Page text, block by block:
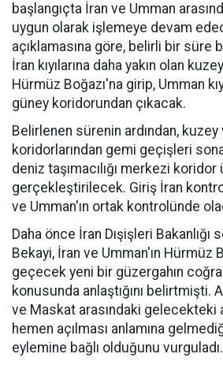
başlangıçta İran ve Umman
uygun olarak işlemeye devam
açıklamasına göre, belirli bir süre
İran kıyılarına daha yakın olan
Hürmüz Boğazı'na girip, Umman
güney koridorundan çıkacak.
Belirlenen sürenin ardından,
koridorlarından gemi geçişleri
deniz taşımacılığı merkezi
gerçekleştirilecek. Giriş İran
ve Umman'ın ortak kontrolünde
Daha önce İran Dışişleri Bakanlığı
Bekayi, İran ve Umman'ın Hürmüz
geçecek yeni bir güzergahın
konusunda anlaştığını belirtmişti.
ve Maskat arasındaki gelecekteki
hemen açılması anlamına
eylemine bağlı olduğunu vurguladı.